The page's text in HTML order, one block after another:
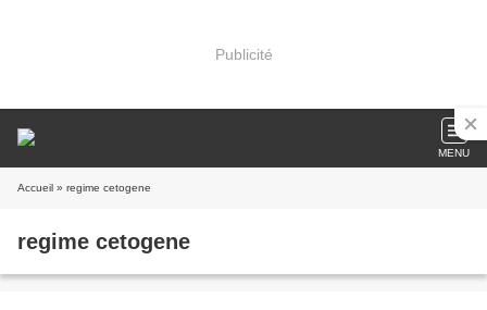
Publicité
MENU
Accueil » regime cetogene
regime cetogene